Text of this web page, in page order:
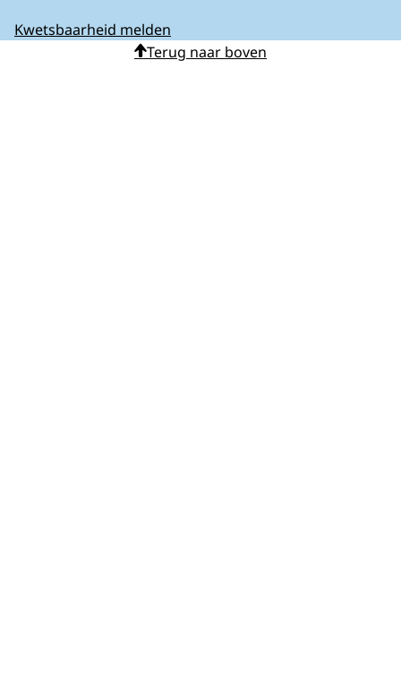
Kwetsbaarheid melden
Terug naar boven